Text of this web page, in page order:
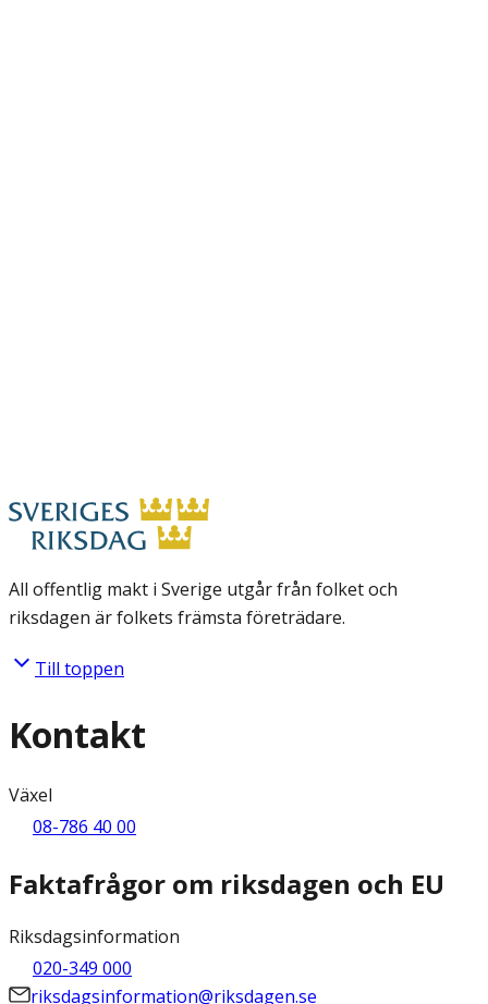
All offentlig makt i Sverige utgår från folket och
riksdagen är folkets främsta företrädare.
Till toppen
Kontakt
Växel
08-786 40 00
Faktafrågor om riksdagen och EU
Riksdagsinformation
020-349 000
riksdagsinformation@riksdagen.se